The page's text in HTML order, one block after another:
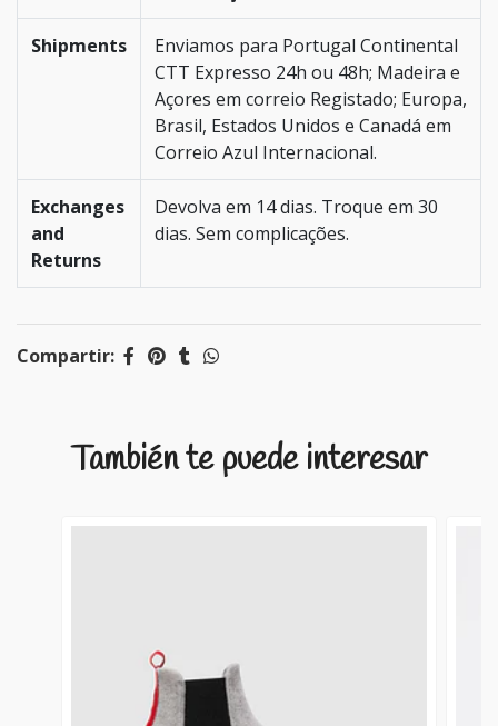
Shipments
Enviamos para Portugal Continental
CTT Expresso 24h ou 48h; Madeira e
Açores em correio Registado; Europa,
Brasil, Estados Unidos e Canadá em
Correio Azul Internacional.
Exchanges
and
Returns
Devolva em 14 dias. Troque em 30
dias. Sem complicações.
Compartir:
También te puede interesar